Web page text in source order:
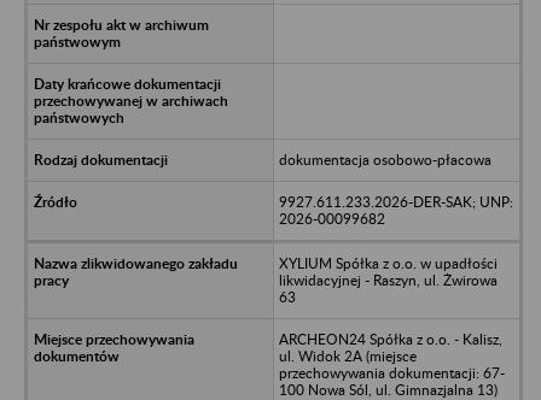
dokumentacja osobowo-płacowa
9927.611.233.2026-DER-SAK; UNP:
2026-00099682
XYLIUM Spółka z o.o. w upadłości
likwidacyjnej - Raszyn, ul. Żwirowa
63
ARCHEON24 Spółka z o.o. - Kalisz,
ul. Widok 2A (miejsce
przechowywania dokumentacji: 67-
100 Nowa Sól, ul. Gimnazjalna 13)